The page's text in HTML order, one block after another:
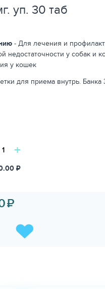
уп. 30 таб
- Для лечения и
недостаточности у собак и
у кошек
для приема внутрь. Банка
+
₽
₽